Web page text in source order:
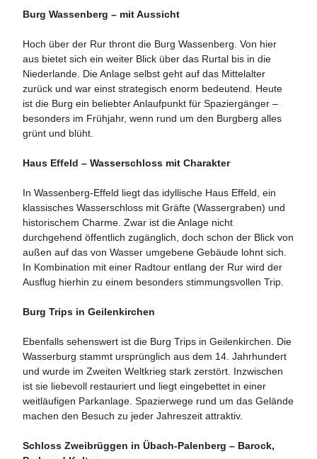
Burg Wassenberg – mit Aussicht
Hoch über der Rur thront die Burg Wassenberg. Von hier
aus bietet sich ein weiter Blick über das Rurtal bis in die
Niederlande. Die Anlage selbst geht auf das Mittelalter
zurück und war einst strategisch enorm bedeutend. Heute
ist die Burg ein beliebter Anlaufpunkt für Spaziergänger –
besonders im Frühjahr, wenn rund um den Burgberg alles
grünt und blüht.
Haus Effeld – Wasserschloss mit Charakter
In Wassenberg-Effeld liegt das idyllische Haus Effeld, ein
klassisches Wasserschloss mit Gräfte (Wassergraben) und
historischem Charme. Zwar ist die Anlage nicht
durchgehend öffentlich zugänglich, doch schon der Blick von
außen auf das von Wasser umgebene Gebäude lohnt sich.
In Kombination mit einer Radtour entlang der Rur wird der
Ausflug hierhin zu einem besonders stimmungsvollen Trip.
Burg Trips in Geilenkirchen
Ebenfalls sehenswert ist die Burg Trips in Geilenkirchen. Die
Wasserburg stammt ursprünglich aus dem 14. Jahrhundert
und wurde im Zweiten Weltkrieg stark zerstört. Inzwischen
ist sie liebevoll restauriert und liegt eingebettet in einer
weitläufigen Parkanlage. Spazierwege rund um das Gelände
machen den Besuch zu jeder Jahreszeit attraktiv.
Schloss Zweibrüggen in Übach-Palenberg – Barock,